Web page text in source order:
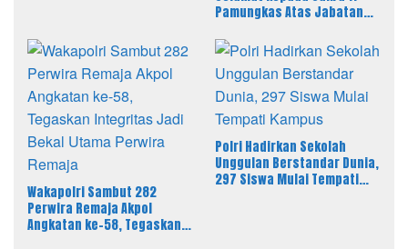
Pamungkas Atas Jabatan
Timor Tengah Utara
Wakapolri Sambut 282
Perwira Remaja Akpol
Angkatan ke-58, Tegaskan
Polri Hadirkan Sekolah
Unggulan Berstandar Dunia,
297 Siswa Mulai Tempati